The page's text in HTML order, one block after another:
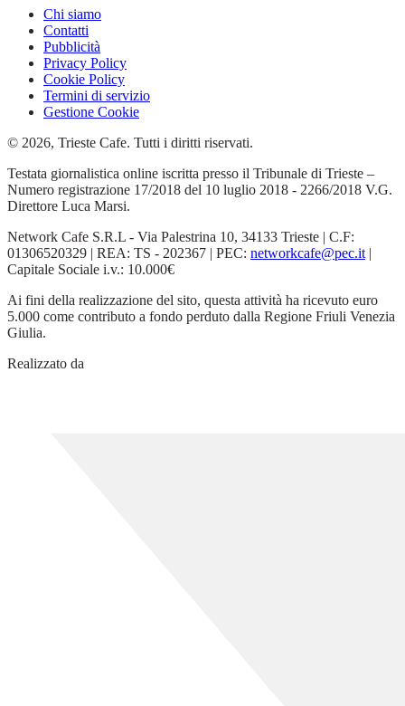
Chi siamo
Contatti
Pubblicità
Privacy Policy
Cookie Policy
Termini di servizio
Gestione Cookie
© 2026, Trieste Cafe. Tutti i diritti riservati.
Testata giornalistica online iscritta presso il Tribunale di Trieste –
Numero registrazione 17/2018 del 10 luglio 2018 - 2266/2018 V.G.
Direttore Luca Marsi.
Network Cafe S.R.L - Via Palestrina 10, 34133 Trieste | C.F:
01306520329 | REA: TS - 202367 | PEC: networkcafe@pec.it |
Capitale Sociale i.v.: 10.000€
Ai fini della realizzazione del sito, questa attività ha ricevuto euro
5.000 come contributo a fondo perduto dalla Regione Friuli Venezia
Giulia.
Realizzato da